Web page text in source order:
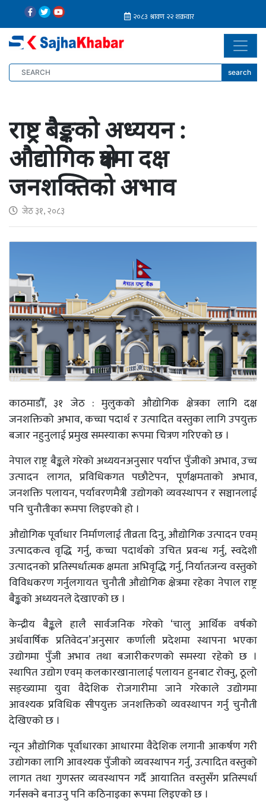
search
राष्ट्र बैङ्कको अध्ययन :
औद्योगिक क्षेत्रमा दक्ष
जनशक्तिको अभाव
जेठ ३१, २०८३
काठमाडौँ, ३१ जेठ : मुलुकको औद्योगिक क्षेत्रका लागि दक्ष
जनशक्तिको अभाव, कच्चा पदार्थ र उत्पादित वस्तुका लागि उपयुक्त
बजार नहुनुलाई प्रमुख समस्याका रूपमा चित्रण गरिएको छ ।
नेपाल राष्ट्र बैङ्कले गरेको अध्ययनअनुसार पर्याप्त पुँजीको अभाव, उच्च
उत्पादन लागत, प्रविधिकगत पछौटेपन, पूर्णक्षमताको अभाव,
जनशक्ति पलायन, पर्यावरणमैत्री उद्योगको व्यवस्थापन र सञ्चानलाई
पनि चुनौतीका रूमपा लिइएको हो ।
औद्योगिक पूर्वाधार निर्माणलाई तीव्रता दिनु, औद्योगिक उत्पादन एवम्
उत्पादकत्व वृद्धि गर्नु, कच्चा पदार्थको उचित प्रवन्ध गर्नु, स्वदेशी
उत्पादनको प्रतिस्पर्धात्मक क्षमता अभिवृद्धि गर्नु, निर्यातजन्य वस्तुको
विविधकरण गर्नुलगायत चुनौती औद्योगिक क्षेत्रमा रहेका नेपाल राष्ट्र
बैङ्कको अध्ययनले देखाएको छ ।
केन्द्रीय बैङ्कले हालै सार्वजनिक गरेको ‘चालु आर्थिक वर्षको
अर्धवार्षिक प्रतिवेदन’अनुसार कर्णाली प्रदेशमा स्थापना भएका
उद्योगमा पुँजी अभाव तथा बजारीकरणको समस्या रहेको छ ।
स्थापित उद्योग एवम् कलकारखानालाई पलायन हुनबाट रोक्नु, ठूलो
सङ्ख्यामा युवा वैदेशिक रोजगारीमा जाने गरेकाले उद्योगमा
आवश्यक प्रविधिक सीपयुक्त जनशक्तिको व्यवस्थापन गर्नु चुनौती
देखिएको छ ।
न्यून औद्योगिक पूर्वाधारका आधारमा वैदेशिक लगानी आकर्षण गरी
उद्योगका लागि आवश्यक पुँजीको व्यवस्थापन गर्नु, उत्पादित वस्तुको
लागत तथा गुणस्तर व्यवस्थापन गर्दै आयातित वस्तुसँग प्रतिस्पर्धा
गर्नसक्ने बनाउनु पनि कठिनाइका रूपमा लिइएको छ ।